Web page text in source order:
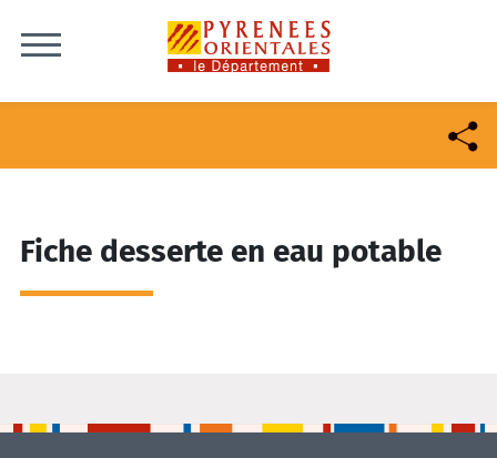
Fiche desserte en eau potable